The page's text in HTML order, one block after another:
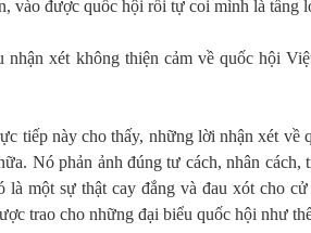
vào được quốc hội rồi tự coi mình là tầng
nhận xét không thiện cảm về quốc hội
tiếp này cho thấy, những lời nhận xét
Nó phản ảnh đúng tư cách, nhân
là một sự thật cay đắng và đau xót cho
trao cho những đại biểu quốc hội như